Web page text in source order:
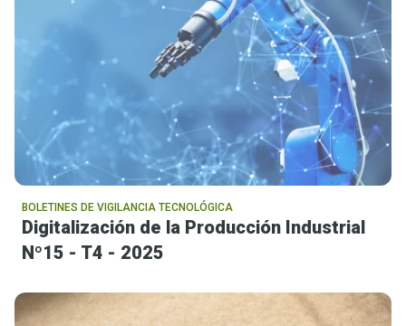
BOLETINES DE VIGILANCIA TECNOLÓGICA
Digitalización de la Producción Industrial
Nº15 - T4 - 2025